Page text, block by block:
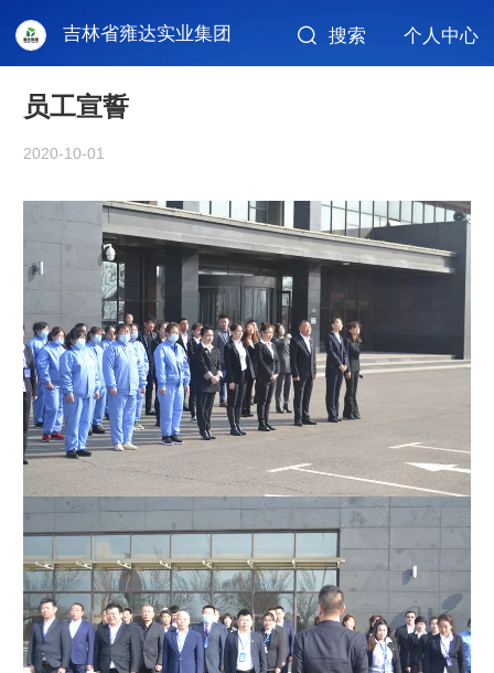
吉林省雍达实业集团 搜索 个人中心
员工宣誓
2020-10-01